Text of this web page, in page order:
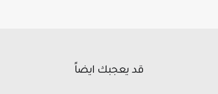
قد يعجبك ايضاً